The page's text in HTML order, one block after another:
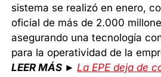
sistema se realizó en enero,
oficial de más de 2.000
asegurando una tecnología
para la operatividad de la
LEER MÁS ►La EPE deja de